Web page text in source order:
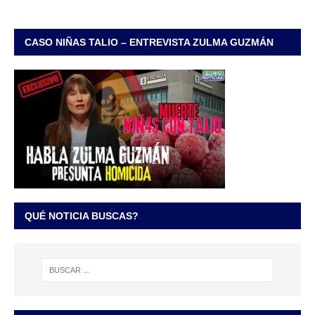
CASO NIÑAS TALIO – ENTREVISTA ZULMA GUZMÁN
QUÉ NOTICIA BUSCAS?